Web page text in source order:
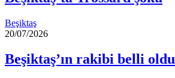
Beşiktaş
20/07/2026
Beşiktaş’ın rakibi belli oldu